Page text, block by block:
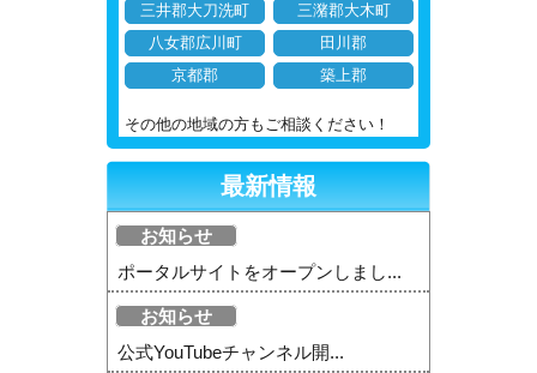
三井郡大刀洗町
三潴郡大木町
八女郡広川町
田川郡
京都郡
築上郡
その他の地域の方もご相談ください！
最新情報
お知らせ
ポータルサイトをオープンしまし...
お知らせ
公式YouTubeチャンネル開...